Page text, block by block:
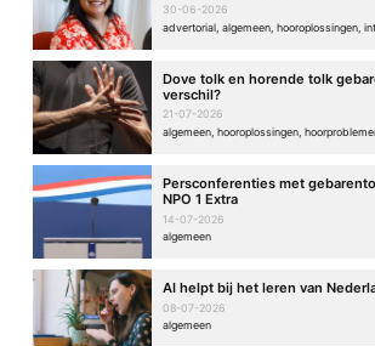
30-06-2026
advertorial, algemeen, hooroplossingen,
Dove tolk en horende tolk
verschil?
21-07-2026
Persconferenties met
NPO 1 Extra
14-07-2026
algemeen
AI helpt bij het leren van
08-07-2026
algemeen